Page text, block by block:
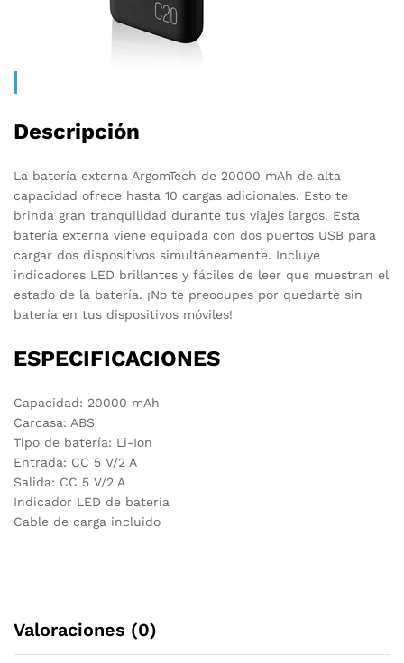
Descripción
La batería externa ArgomTech de 20000 mAh de alta
capacidad ofrece hasta 10 cargas adicionales. Esto te
brinda gran tranquilidad durante tus viajes largos. Esta
batería externa viene equipada con dos puertos USB para
cargar dos dispositivos simultáneamente. Incluye
indicadores LED brillantes y fáciles de leer que muestran el
estado de la batería. ¡No te preocupes por quedarte sin
batería en tus dispositivos móviles!
ESPECIFICACIONES
Capacidad: 20000 mAh
Carcasa: ABS
Tipo de batería: Li-Ion
Entrada: CC 5 V/2 A
Salida: CC 5 V/2 A
Indicador LED de batería
Cable de carga incluido
Valoraciones (0)